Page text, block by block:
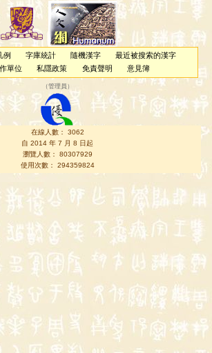
例 字庫統計 隨機漢字
最近被搜索的漢字
單位 私隱政策 免責聲明 意見簿
（管理員 ）
在線人數： 3062
自 2014 年 7 月 8 日起
瀏覽人數： 80307929
使用次數： 294359824